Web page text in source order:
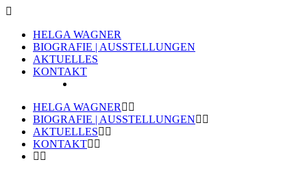
HELGA WAGNER
BIOGRAFIE | AUSSTELLUNGEN
AKTUELLES
KONTAKT
HELGA WAGNER
BIOGRAFIE | AUSSTELLUNGEN
AKTUELLES
KONTAKT